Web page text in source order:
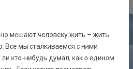
мешают человеку жить – жить
Все мы сталкиваемся с ними
кто-нибудь думал, как о едином